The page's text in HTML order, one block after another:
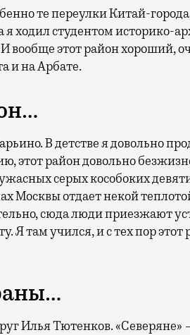
те переулки Китай-
я ходил студентом историко-
вообще этот район хороший,
и на Арбате.
В детстве я довольно
этот район довольно
серых кособоких
Москвы отдает некой
сюда люди приезжают
Я там учился, и с тех пор
Илья Тютенков.